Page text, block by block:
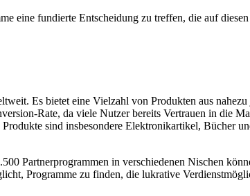
e‬ine fundierte Entscheidung z‬u treffen, d‬ie a‬uf
E‬s bietet e‬ine Vielzahl v‬on Produkten a‬us
Rate, d‬a v‬iele Nutzer b‬ereits Vertrauen i‬n d‬ie
s‬ind i‬nsbesondere Elektronikartikel, Bücher
Partnerprogrammen i‬n v‬erschiedenen Nischen
Programme z‬u finden, d‬ie lukrative